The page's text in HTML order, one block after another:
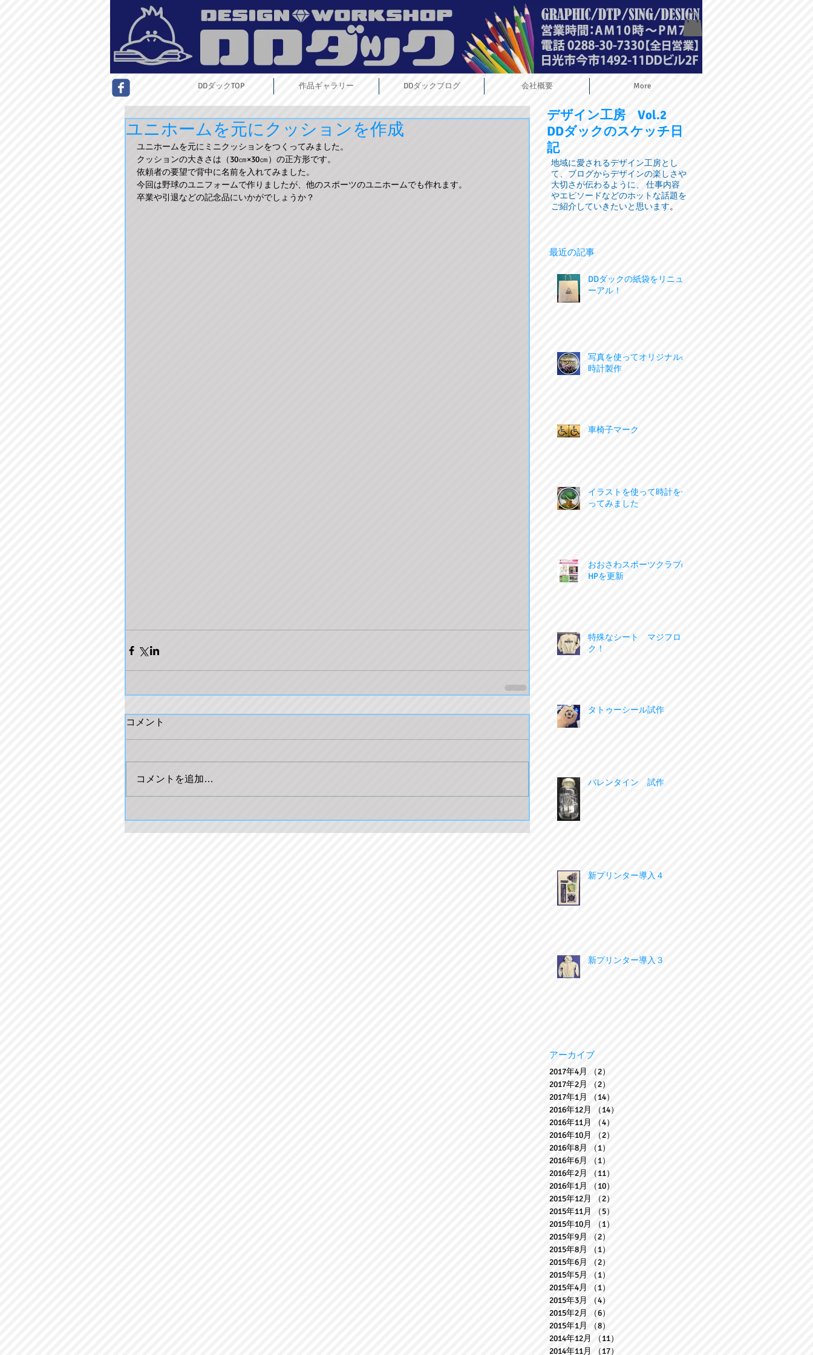
ユニホームを元にクッションを作成
ユニホームを元にミニクッションをつくってみました。
クッションの大きさは（30㎝×30㎝）の正方形です。
依頼者の要望で背中に名前を入れてみました。
今回は野球のユニフォームで作りましたが、他のスポーツのユニホームでも作れます。
卒業や引退などの記念品にいかがでしょうか？
コメント
コメントを追加…
デザイン工房 Vol.2
DDダックのスケッチ日
記
地域に愛されるデザイン工房とし
て、ブログからデザインの楽しさや
大切さが伝わるように、 仕事内容
やエピソードなどのホットな話題を
ご紹介していきたいと思います。
最近の記事
DDダックの紙袋をリニュ
ーアル！
写真を使ってオリジナルの
時計製作
車椅子マーク
イラストを使って時計を作
ってみました
おおさわスポーツクラブの
HPを更新
特殊なシート マジフロッ
ク！
タトゥーシール試作
バレンタイン 試作
新プリンター導入４
新プリンター導入３
アーカイブ
2017年4月 （2）
2017年2月
（2）
2017年1月
（14）
2016年12月
（14）
2016年11月
（4）
2016年10月
（2）
2016年8月
（1）
2016年6月
（1）
2016年2月
（11）
2016年1月
（10）
2015年12月
（2）
2015年11月
（5）
2015年10月
（1）
2015年9月
（2）
2015年8月
（1）
2015年6月
（2）
2015年5月
（1）
2015年4月
（1）
2015年3月
（4）
2015年2月
（6）
2015年1月
（8）
2014年12月
（11）
2014年11月
（17）
DDダックTOP 作品ギャラリー DDダックブログ 会社概要 More